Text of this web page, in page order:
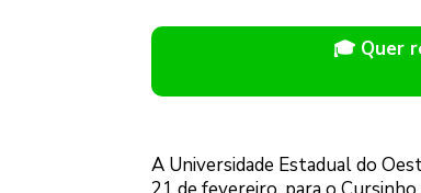
🎓 Quer
A Universidade Estadual do